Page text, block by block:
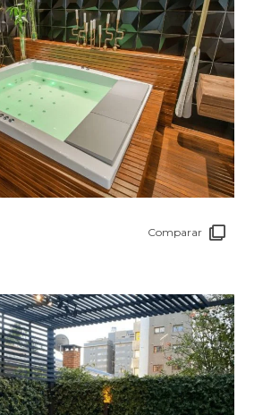
Comparar